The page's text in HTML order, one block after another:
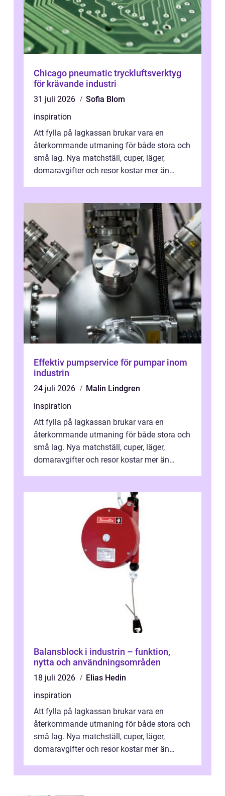
Chicago pneumatic tryckluftsverktyg
för krävande industri
31 juli 2026
Sofia Blom
inspiration
Att fylla på lagkassan brukar vara en
återkommande utmaning för både stora och
små lag. Nya matchställ, cuper, läger,
domaravgifter och resor kostar mer än
Effektiv pumpservice för pumpar inom
industrin
24 juli 2026
Malin Lindgren
inspiration
Att fylla på lagkassan brukar vara en
återkommande utmaning för både stora och
små lag. Nya matchställ, cuper, läger,
domaravgifter och resor kostar mer än
Balansblock i industrin – funktion,
nytta och användningsområden
18 juli 2026
Elias Hedin
inspiration
Att fylla på lagkassan brukar vara en
återkommande utmaning för både stora och
små lag. Nya matchställ, cuper, läger,
domaravgifter och resor kostar mer än
behöver...